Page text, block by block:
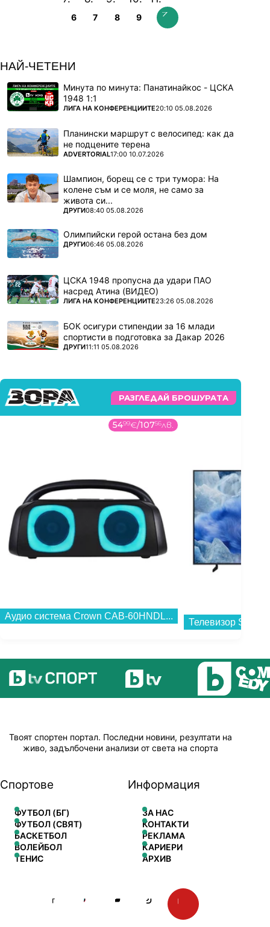
6 7 8 9
НАЙ-ЧЕТЕНИ
Минута по минута: Панатинайкос - ЦСКА
1948 1:1
ПОВЕЧЕ ОТ
ЛИГА НА КОНФЕРЕНЦИИТЕ20:10 05.08.2026
Планински маршрут с велосипед: как да
не подцените терена
ПОВЕЧЕ ОТ
ADVERTORIAL17:00 10.07.2026
Шампион, борещ се с три тумора: На
колене съм и се моля, не само за
живота си...
ПОВЕЧЕ ОТ
ДРУГИ08:40 05.08.2026
Олимпийски герой остана без дом
ПОВЕЧЕ ОТ
ДРУГИ06:46 05.08.2026
ЦСКА 1948 пропусна да удари ПАО
насред Атина (ВИДЕО)
ПОВЕЧЕ ОТ
ЛИГА НА КОНФЕРЕНЦИИТЕ23:26 05.08.2026
БОК осигури стипендии за 16 млади
спортисти в подготовка за Дакар 2026
ПОВЕЧЕ ОТ
ДРУГИ11:11 05.08.2026
РАЗГЛЕДАЙ БРОШУРАТА
5499€/10756лв.
Аудио система Crown CAB-60HNDL...
Твоят спортен портал. Последни новини, резултати на
живо, задълбочени анализи от света на спорта
Спортове
ФУТБОЛ (БГ)
ФУТБОЛ (СВЯТ)
БАСКЕТБОЛ
ВОЛЕЙБОЛ
ТЕНИС
Информация
ЗА НАС
КОНТАКТИ
РЕКЛАМА
КАРИЕРИ
АРХИВ